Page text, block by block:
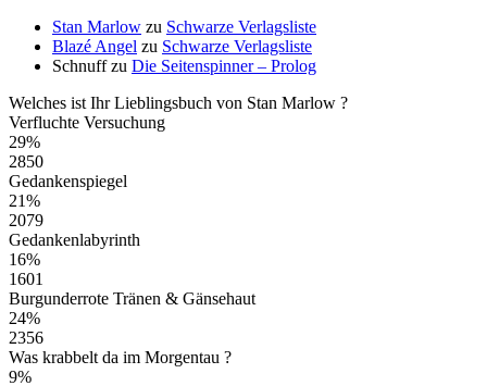
Stan Marlow zu Schwarze Verlagsliste
Blazé Angel zu Schwarze Verlagsliste
Schnuffzu Die Seitenspinner – Prolog
Welches ist Ihr Lieblingsbuch von Stan Marlow ?
Verfluchte Versuchung
29%
2850
Gedankenspiegel
21%
2079
Gedankenlabyrinth
16%
1601
Burgunderrote Tränen & Gänsehaut
24%
2356
Was krabbelt da im Morgentau ?
9%